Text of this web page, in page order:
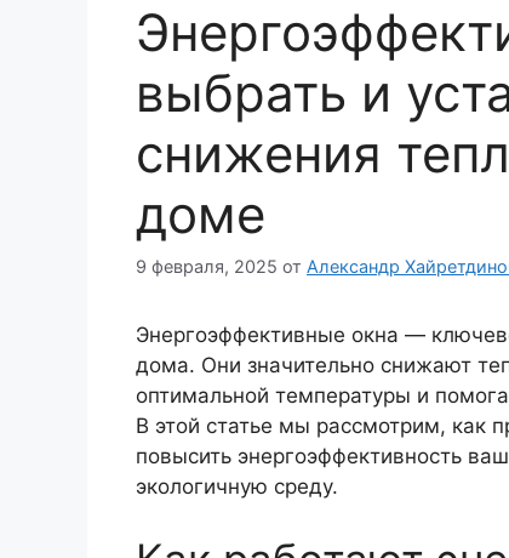
выбрать и
снижения
доме
9 февраля, 2025 от Александр
Энергоэффективные окна —
дома. Они значительно снижают
оптимальной температуры и
В этой статье мы рассмотрим, как
повысить энергоэффективность
экологичную среду.